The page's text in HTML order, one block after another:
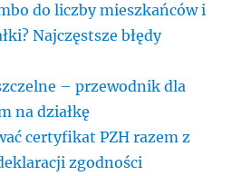
do liczby mieszkańców i
Najczęstsze błędy
– przewodnik dla
na działkę
certyfikat PZH razem z
zgodności